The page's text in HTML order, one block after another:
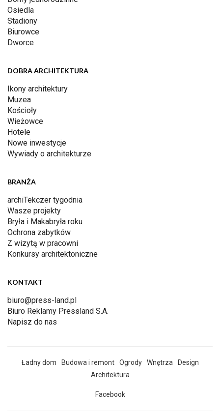
Osiedla
Stadiony
Biurowce
Dworce
DOBRA ARCHITEKTURA
Ikony architektury
Muzea
Kościoły
Wieżowce
Hotele
Nowe inwestycje
Wywiady o architekturze
BRANŻA
archiTekczer tygodnia
Wasze projekty
Bryła i Makabryła roku
Ochrona zabytków
Z wizytą w pracowni
Konkursy architektoniczne
KONTAKT
biuro@press-land.pl
Biuro Reklamy Pressland S.A.
Napisz do nas
Ładny dom Budowa i remont Ogrody Wnętrza
Design
Architektura
Facebook